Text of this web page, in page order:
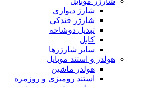
شارژ دیواری
شارژر فندکی
تبدیل دوشاخه
کابل
سایر شارژرها
هولدر و استند موبایل
هولدر ماشین
استند رومیزی و روزمره